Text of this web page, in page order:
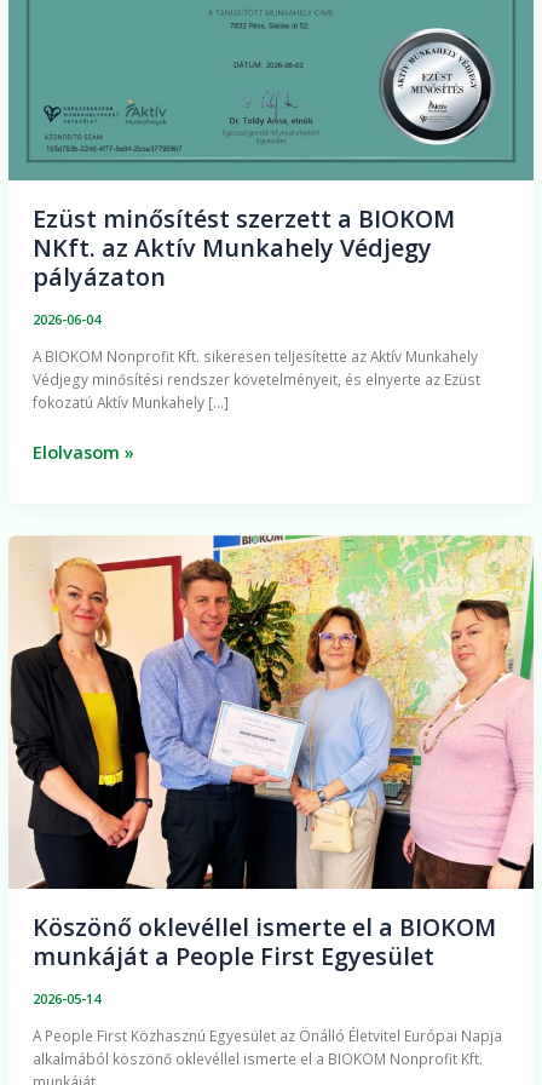
Ezüst minősítést szerzett a BIOKOM
NKft. az Aktív Munkahely Védjegy
pályázaton
2026-06-04
A BIOKOM Nonprofit Kft. sikeresen teljesítette az Aktív Munkahely
Védjegy minősítési rendszer követelményeit, és elnyerte az Ezüst
fokozatú Aktív Munkahely […]
pályázaton
Elolvasom »
Köszönő oklevéllel ismerte el a BIOKOM
munkáját a People First Egyesület
2026-05-14
A People First Közhasznú Egyesület az Önálló Életvitel Európai Napja
alkalmából köszönő oklevéllel ismerte el a BIOKOM Nonprofit Kft.
munkáját.
oklevéllel
ismerte
el
BIOKOM
munkáját
a
People
First
Egyesület